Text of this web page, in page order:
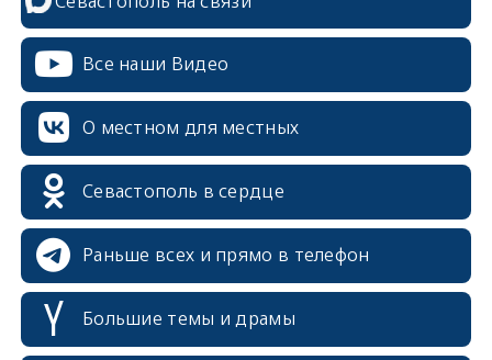
Все наши Видео
О местном для местных
Севастополь в сердце
Раньше всех и прямо в телефон
Большие темы и драмы
erid: 2SDnjcrDNw6